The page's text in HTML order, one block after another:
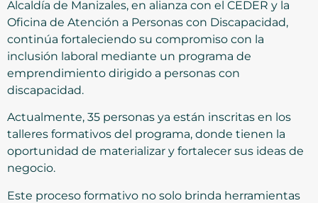
Alcaldía de Manizales, en alianza con el CEDER y la
Oficina de Atención a Personas con Discapacidad,
continúa fortaleciendo su compromiso con la
inclusión laboral mediante un programa de
emprendimiento dirigido a personas con
discapacidad.
Actualmente, 35 personas ya están inscritas en los
talleres formativos del programa, donde tienen la
oportunidad de materializar y fortalecer sus ideas de
negocio.
Este proceso formativo no solo brinda herramientas